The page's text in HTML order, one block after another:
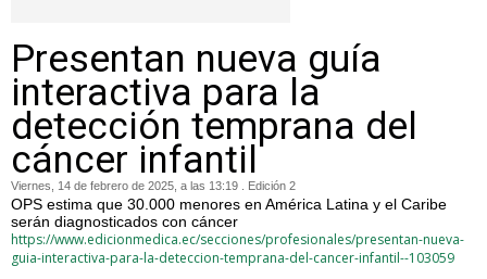
Presentan nueva guía
interactiva para la
detección temprana del
cáncer infantil
Viernes, 14 de febrero de 2025, a las 13:19 . Edición 2
OPS estima que 30.000 menores en América Latina y el Caribe
serán diagnosticados con cáncer
https://www.edicionmedica.ec/secciones/profesionales/presentan-nueva-
guia-interactiva-para-la-deteccion-temprana-del-cancer-infantil--103059